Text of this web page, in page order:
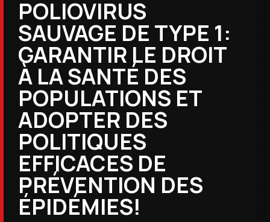
POLIOVIRUS
SAUVAGE DE TYPE 1:
GARANTIR LE DROIT
À LA SANTÉ DES
POPULATIONS ET
ADOPTER DES
POLITIQUES
EFFICACES DE
PRÉVENTION DES
ÉPIDÉMIES!